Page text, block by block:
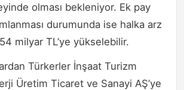
olması bekleniyor. Ek pay
durumunda ise halka arz
milyar TL’ye yükselebilir.
Türkerler İnşaat Turizm
Üretim Ticaret ve Sanayi AŞ’ye